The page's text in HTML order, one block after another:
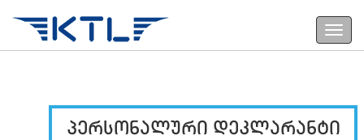
პერსონალური დეკლარანტი